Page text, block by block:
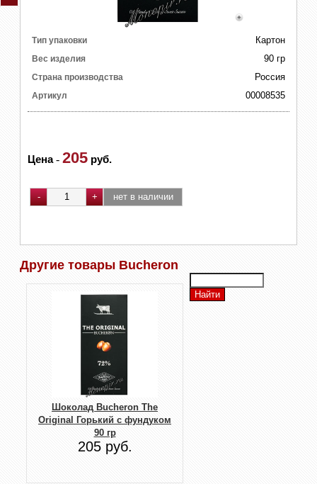
Тип упаковки Картон
Вес изделия 90 гр
Страна производства Россия
Артикул 00008535
Цена- 205 руб.
Другие товары Bucheron
Шоколад Buсheron The
Original Горький с фундуком
90 гр
205 руб.